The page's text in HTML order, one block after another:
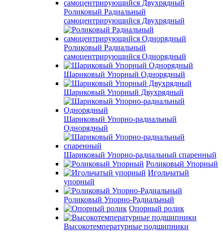
Роликовый Радиальный
самоцентрирующийся Двухрядный
Роликовый Радиальный
самоцентрирующийся Однорядный
Шариковый Упорный Однорядный
Шариковый Упорный Двухрядный
Шариковый Упорно-радиальный
Однорядный
Шариковый Упорно-радиальный спаренный
Роликовый Упорный
Игольчатый
упорный
Роликовый Упорно-Радиальный
Опорный ролик
Высокотемпературные подшипники